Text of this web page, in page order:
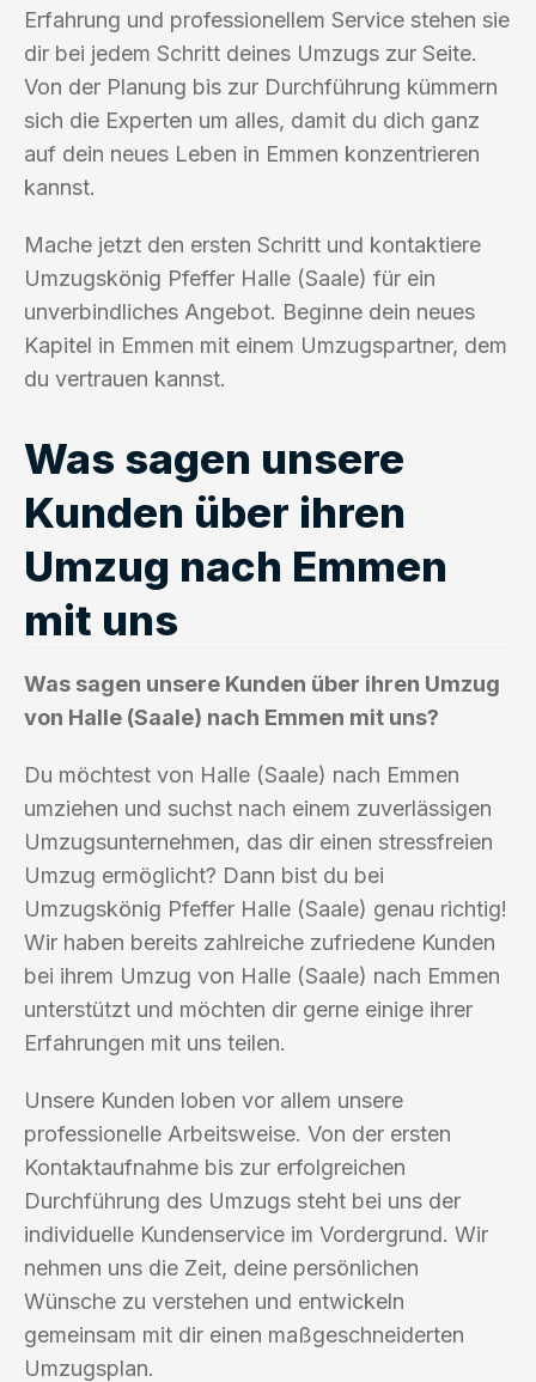
Erfahrung und professionellem Service stehen sie
dir bei jedem Schritt deines Umzugs zur Seite.
Von der Planung bis zur Durchführung kümmern
sich die Experten um alles, damit du dich ganz
auf dein neues Leben in Emmen konzentrieren
kannst.
Mache jetzt den ersten Schritt und kontaktiere
Umzugskönig Pfeffer Halle (Saale) für ein
unverbindliches Angebot. Beginne dein neues
Kapitel in Emmen mit einem Umzugspartner, dem
du vertrauen kannst.
Was sagen unsere
Kunden über ihren
Umzug nach Emmen
mit uns
Was sagen unsere Kunden über ihren Umzug
von Halle (Saale) nach Emmen mit uns?
Du möchtest von Halle (Saale) nach Emmen
umziehen und suchst nach einem zuverlässigen
Umzugsunternehmen, das dir einen stressfreien
Umzug ermöglicht? Dann bist du bei
Umzugskönig Pfeffer Halle (Saale) genau richtig!
Wir haben bereits zahlreiche zufriedene Kunden
bei ihrem Umzug von Halle (Saale) nach Emmen
unterstützt und möchten dir gerne einige ihrer
Erfahrungen mit uns teilen.
Unsere Kunden loben vor allem unsere
professionelle Arbeitsweise. Von der ersten
Kontaktaufnahme bis zur erfolgreichen
Durchführung des Umzugs steht bei uns der
individuelle Kundenservice im Vordergrund. Wir
nehmen uns die Zeit, deine persönlichen
Wünsche zu verstehen und entwickeln
gemeinsam mit dir einen maßgeschneiderten
Umzugsplan.